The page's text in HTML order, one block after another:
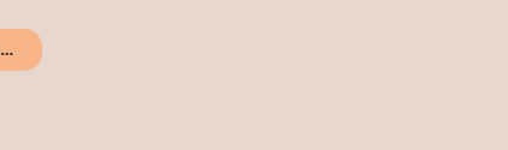
Prendre contact